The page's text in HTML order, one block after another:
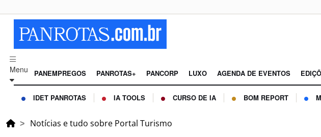
Menu PANEMPREGOS PANROTAS+ PANCORP LUXO AGENDA DE EVENTOS
IDET PANROTAS IA TOOLS CURSO DE IA BOM REPORT
Notícias e tudo sobre Portal Turismo